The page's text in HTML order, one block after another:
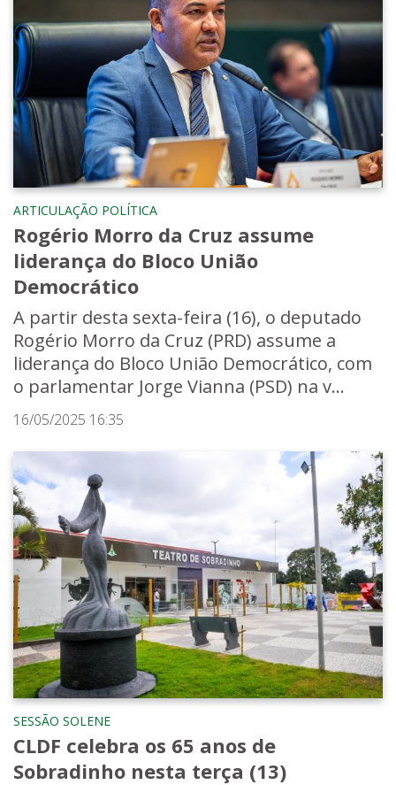
ARTICULAÇÃO POLÍTICA
Rogério Morro da Cruz assume
liderança do Bloco União
Democrático
A partir desta sexta-feira (16), o deputado
Rogério Morro da Cruz (PRD) assume a
liderança do Bloco União Democrático, com
o parlamentar Jorge Vianna (PSD) na v...
16/05/2025 16:35
SESSÃO SOLENE
CLDF celebra os 65 anos de
Sobradinho nesta terça (13)